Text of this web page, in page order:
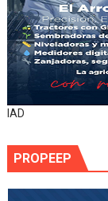
IAD
PROPEEP